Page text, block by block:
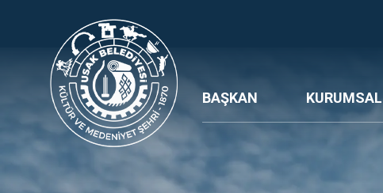
BAŞKAN KURUMSAL